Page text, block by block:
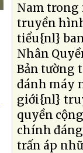
Nam trong
truyền
tiểu{nl}
Nhân
Bản tường
đánh máy
giới{nl}
quyền
chính
trấn áp